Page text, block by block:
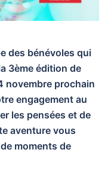
des bénévoles qui
3ème édition de
novembre prochain
engagement au
les pensées et de
aventure vous
moments de